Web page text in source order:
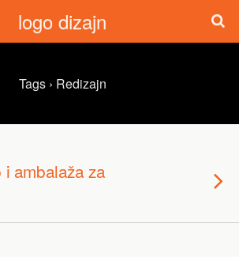
logo dizajn
Tags › Redizajn
ambalaža za